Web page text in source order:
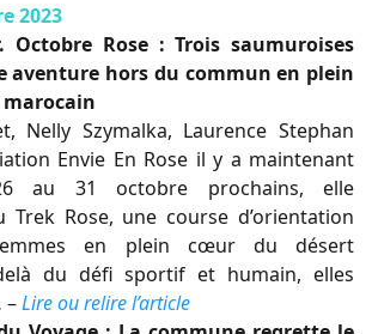
2023
Octobre Rose : Trois saumuroises
aventure hors du commun en plein
Nelly Szymalka, Laurence Stephan
Envie En Rose il y a maintenant
au 31 octobre prochains, elle
Trek Rose, une course d’orientation
en plein cœur du désert
du défi sportif et humain, elles
–Lire ou relire l’article